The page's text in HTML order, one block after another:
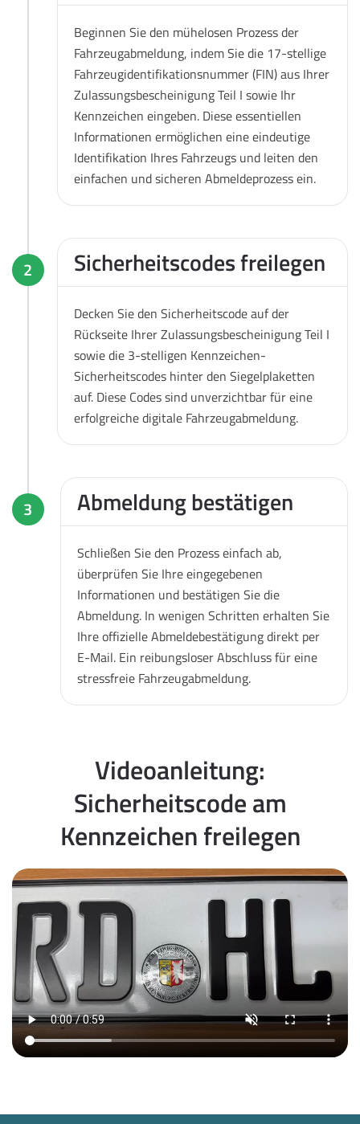
Beginnen Sie den mühelosen Prozess der
Fahrzeugabmeldung, indem Sie die 17-stellige
Fahrzeugidentifikationsnummer (FIN) aus Ihrer
Zulassungsbescheinigung Teil I sowie Ihr
Kennzeichen eingeben. Diese essentiellen
Informationen ermöglichen eine eindeutige
Identifikation Ihres Fahrzeugs und leiten den
einfachen und sicheren Abmeldeprozess ein.
2 Sicherheitscodes freilegen
Decken Sie den Sicherheitscode auf der
Rückseite Ihrer Zulassungsbescheinigung Teil I
sowie die 3-stelligen Kennzeichen-
Sicherheitscodes hinter den Siegelplaketten
auf. Diese Codes sind unverzichtbar für eine
erfolgreiche digitale Fahrzeugabmeldung.
3 Abmeldung bestätigen
Schließen Sie den Prozess einfach ab,
überprüfen Sie Ihre eingegebenen
Informationen und bestätigen Sie die
Abmeldung. In wenigen Schritten erhalten Sie
Ihre offizielle Abmeldebestätigung direkt per
E-Mail. Ein reibungsloser Abschluss für eine
stressfreie Fahrzeugabmeldung.
Videoanleitung:
Sicherheitscode am
Kennzeichen freilegen